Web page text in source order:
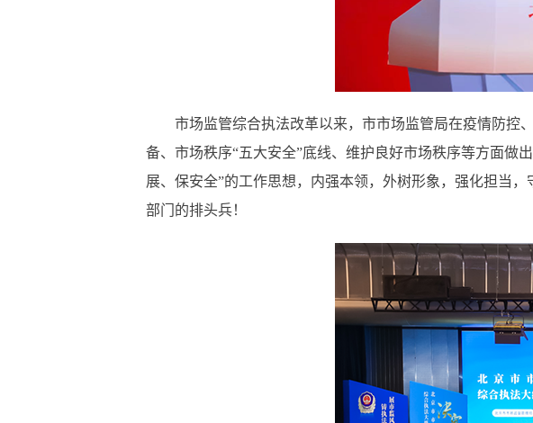
市场监管综合执法改革以来，市市场监管局在疫情防控
备、市场秩序“五大安全”底线、维护良好市场秩序等方面做
展、保安全”的工作思想，内强本领，外树形象，强化担当
部门的排头兵！